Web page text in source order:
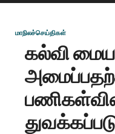
மாநிலச்செய்திகள்
கல்வி